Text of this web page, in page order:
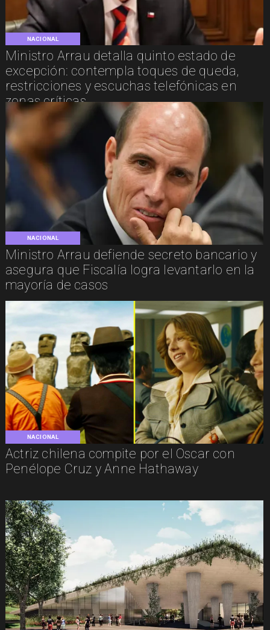
NACIONAL
Ministro Arrau detalla quinto estado de
excepción: contempla toques de queda,
restricciones y escuchas telefónicas en
zonas críticas
NACIONAL
Ministro Arrau defiende secreto bancario y
asegura que Fiscalía logra levantarlo en la
mayoría de casos
NACIONAL
Actriz chilena compite por el Oscar con
Penélope Cruz y Anne Hathaway